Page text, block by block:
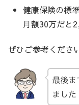
健康保険の標
月額30万だと
ぜひご参考ください
最後
ました